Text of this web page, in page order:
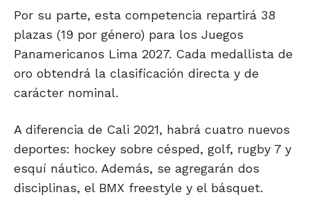
Por su parte, esta competencia repartirá 38
plazas (19 por género) para los Juegos
Panamericanos Lima 2027. Cada medallista de
oro obtendrá la clasificación directa y de
carácter nominal.
A diferencia de Cali 2021, habrá cuatro nuevos
deportes: hockey sobre césped, golf, rugby 7 y
esquí náutico. Además, se agregarán dos
disciplinas, el BMX freestyle y el básquet.